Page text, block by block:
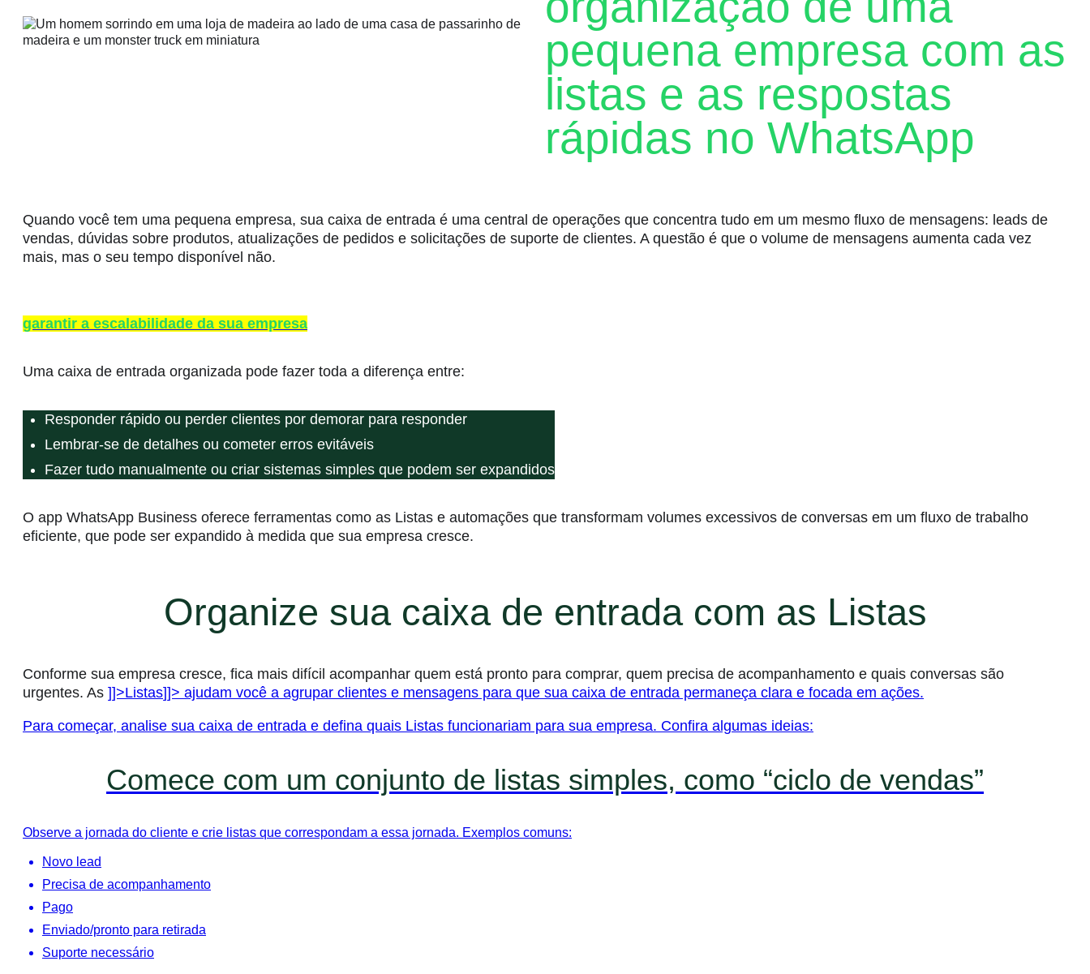
pequena empresa com as
listas e as respostas
rápidas no WhatsApp
Quando você tem uma pequena empresa, sua caixa de entrada é uma central de operações que concentra tudo em um mesmo fluxo de mensagens: leads de
vendas, dúvidas sobre produtos, atualizações de pedidos e solicitações de suporte de clientes. A questão é que o volume de mensagens aumenta cada vez
mais, mas o seu tempo disponível não.
garantir a escalabilidade da sua empresa
Uma caixa de entrada organizada pode fazer toda a diferença entre:
Responder rápido ou perder clientes por demorar para responder
Lembrar-se de detalhes ou cometer erros evitáveis
Fazer tudo manualmente ou criar sistemas simples que podem ser expandidos
O app WhatsApp Business oferece ferramentas como as Listas e automações que transformam volumes excessivos de conversas em um fluxo de trabalho
eficiente, que pode ser expandido à medida que sua empresa cresce.
Organize sua caixa de entrada com as Listas
Conforme sua empresa cresce, fica mais difícil acompanhar quem está pronto para comprar, quem precisa de acompanhamento e quais conversas são
urgentes. As ]]>Listas]]> ajudam você a agrupar clientes e mensagens para que sua caixa de entrada permaneça clara e focada em ações.
Para começar, analise sua caixa de entrada e defina quais Listas funcionariam para sua empresa. Confira algumas ideias:
Comece com um conjunto de listas simples, como “ciclo de vendas”
Observe a jornada do cliente e crie listas que correspondam a essa jornada. Exemplos comuns:
Novo lead
Precisa de acompanhamento
Pago
Enviado/pronto para retirada
Suporte necessário